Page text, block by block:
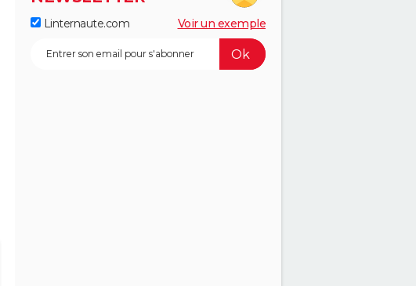
Linternaute.com Voir un exemple